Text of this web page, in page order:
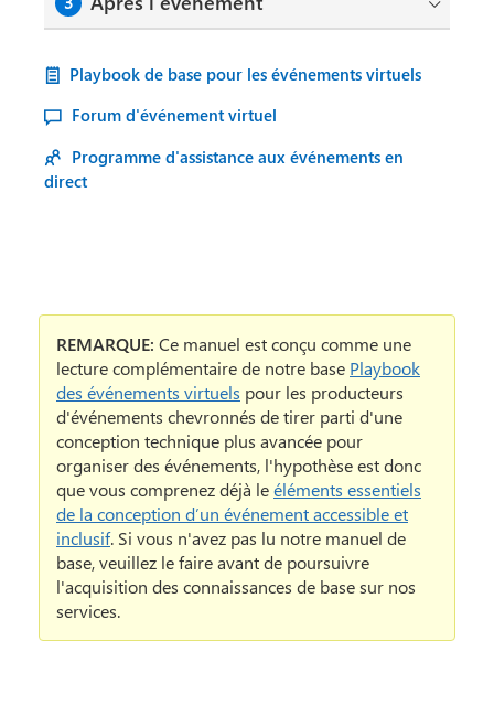
Playbook de base pour les événements virtuels
Forum d'événement virtuel
Programme d'assistance aux événements en
direct
REMARQUE: Ce manuel est conçu comme une
lecture complémentaire de notre base Playbook
des événements virtuels pour les producteurs
d'événements chevronnés de tirer parti d'une
conception technique plus avancée pour
organiser des événements, l'hypothèse est donc
que vous comprenez déjà leéléments essentiels
de la conception d’un événement accessible et
inclusif. Si vous n'avez pas lu notre manuel de
base, veuillez le faire avant de poursuivre
l'acquisition des connaissances de base sur nos
services.